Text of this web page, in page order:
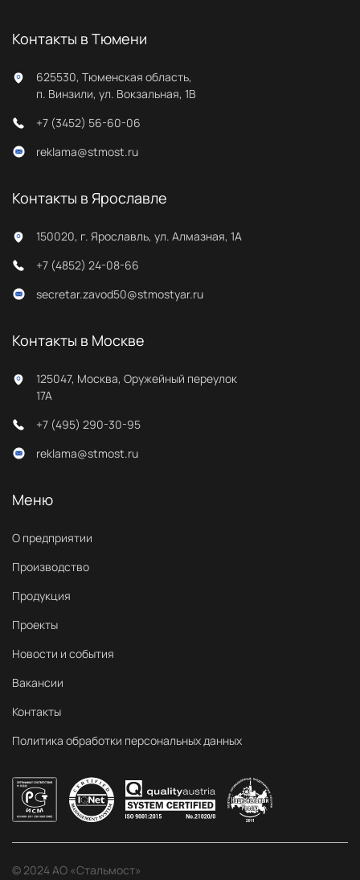
Меню
О предприятии
Производство
Продукция
Проекты
Новости и события
Вакансии
Контакты
Политика обработки персональных данных
Контакты в Тюмени
625530, Тюменская область,
п. Винзили, ул. Вокзальная, 1В
+7 (3452) 56-60-06
reklama@stmost.ru
Контакты в Ярославле
150020, г. Ярославль, ул. Алмазная, 1А
+7 (4852) 24-08-66
secretar.zavod50@stmostyar.ru
Контакты в Москве
125047, Москва, Оружейный переулок
17А
+7 (495) 290-30-95
reklama@stmost.ru
© 2024 АО «Стальмост»